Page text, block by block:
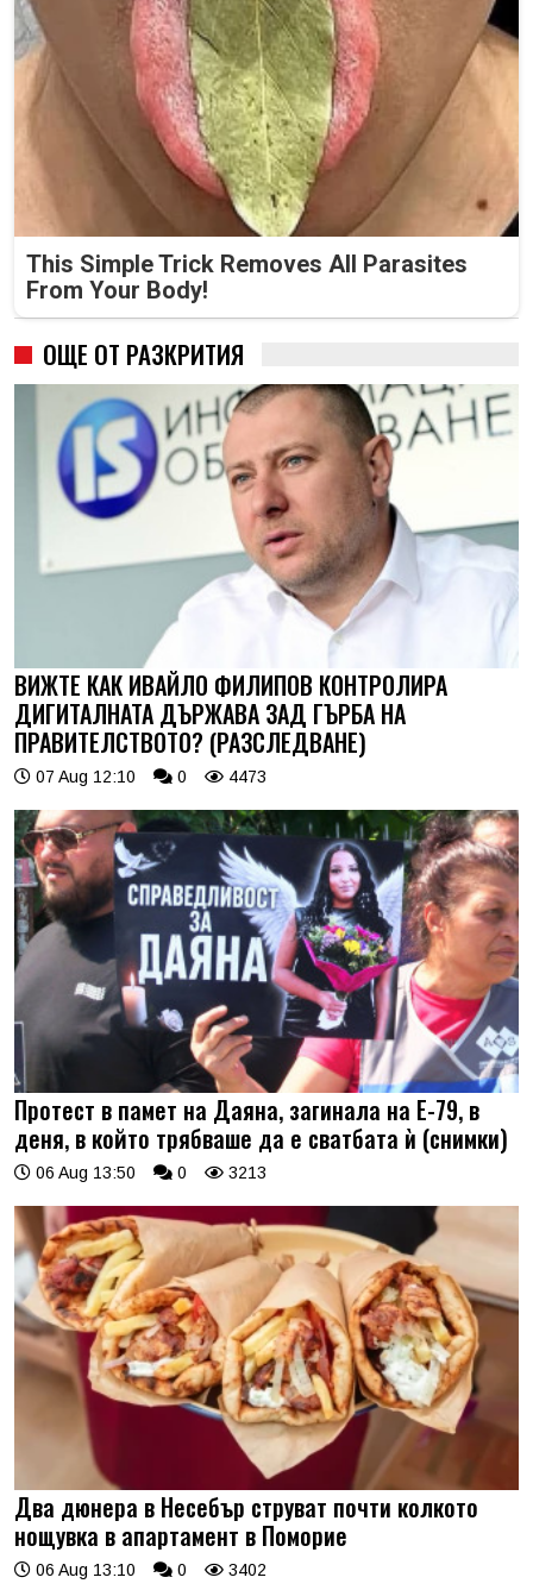
This Simple Trick Removes All Parasites
From Your Body!
ОЩЕ ОТ РАЗКРИТИЯ
ВИЖТЕ КАК ИВАЙЛО ФИЛИПОВ КОНТРОЛИРА
ДИГИТАЛНАТА ДЪРЖАВА ЗАД ГЪРБА НА
ПРАВИТЕЛСТВОТО? (РАЗСЛЕДВАНЕ)
07 Aug 12:10 0 4473
Протест в памет на Даяна, загинала на Е-79, в
деня, в който трябваше да е сватбата ѝ (снимки)
06 Aug 13:50 0 3213
Два дюнера в Несебър струват почти колкото
нощувка в апартамент в Поморие
06 Aug 13:10 0 3402